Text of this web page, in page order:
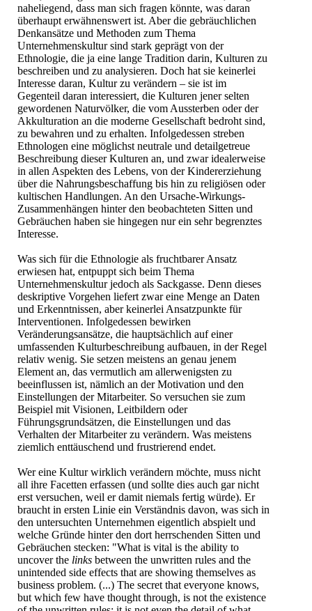
naheliegend, dass man sich fragen könnte, was daran
überhaupt erwähnenswert ist. Aber die gebräuchlichen
Denkansätze und Methoden zum Thema
Unternehmenskultur sind stark geprägt von der
Ethnologie, die ja eine lange Tradition darin, Kulturen zu
beschreiben und zu analysieren. Doch hat sie keinerlei
Interesse daran, Kultur zu verändern – sie ist im
Gegenteil daran interessiert, die Kulturen jener selten
gewordenen Naturvölker, die vom Aussterben oder der
Akkulturation an die moderne Gesellschaft bedroht sind,
zu bewahren und zu erhalten. Infolgedessen streben
Ethnologen eine möglichst neutrale und detailgetreue
Beschreibung dieser Kulturen an, und zwar idealerweise
in allen Aspekten des Lebens, von der Kindererziehung
über die Nahrungsbeschaffung bis hin zu religiösen oder
kultischen Handlungen. An den Ursache-Wirkungs-
Zusammenhängen hinter den beobachteten Sitten und
Gebräuchen haben sie hingegen nur ein sehr begrenztes
Interesse.
Was sich für die Ethnologie als fruchtbarer Ansatz
erwiesen hat, entpuppt sich beim Thema
Unternehmenskultur jedoch als Sackgasse. Denn dieses
deskriptive Vorgehen liefert zwar eine Menge an Daten
und Erkenntnissen, aber keinerlei Ansatzpunkte für
Interventionen. Infolgedessen bewirken
Veränderungsansätze, die hauptsächlich auf einer
umfassenden Kulturbeschreibung aufbauen, in der Regel
relativ wenig. Sie setzen meistens an genau jenem
Element an, das vermutlich am allerwenigsten zu
beeinflussen ist, nämlich an der Motivation und den
Einstellungen der Mitarbeiter. So versuchen sie zum
Beispiel mit Visionen, Leitbildern oder
Führungsgrundsätzen, die Einstellungen und das
Verhalten der Mitarbeiter zu verändern. Was meistens
ziemlich enttäuschend und frustrierend endet.
Wer eine Kultur wirklich verändern möchte, muss nicht
all ihre Facetten erfassen (und sollte dies auch gar nicht
erst versuchen, weil er damit niemals fertig würde). Er
braucht in ersten Linie ein Verständnis davon, was sich in
den untersuchten Unternehmen eigentlich abspielt und
welche Gründe hinter den dort herrschenden Sitten und
Gebräuchen stecken: "What is vital is the ability to
uncover the links between the unwritten rules and the
unintended side effects that are showing themselves as
business problem. (...) The secret that everyone knows,
but which few have thought through, is not the existence